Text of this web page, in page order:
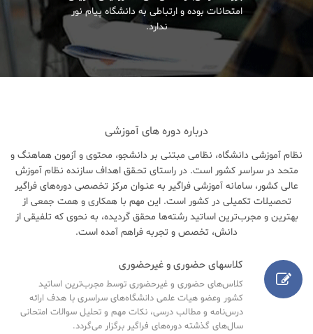
امتحانات بوده و ارتباطی به دانشگاه پیام نور
ندارد.
درباره دوره های آموزشی
نظام آموزشی دانشگاه، نظامی مبتنی بر دانشجو، محتوی و آزمون هماهنگ و
متحد در سراسر کشور است. در راستای تحـقق اهداف سازنده نظام آموزش
عالی کشور، سامانه آموزشی فراگیر به عنـوان مرکز تخصصی دوره‌های فراگیر
تحصیلات تکمیلی در کشور است. این مهم با همکاری و همت جمعی از
بهترین و مجرب‌ترین اساتید رشته‌ها محقق گردیده، به نحوی که تلفیقی از
دانش، تخصص و تجربه فراهم آمده است.
کلاسهای حضوری و غیرحضوری
کلاس‌های حضوری و غیرحضوری توسط مجرب‌ترین اساتید
کشور وعضو هیات علمی دانشگاه‌های سراسری با هدف ارائه
درس‌نامه‌ و مطالب درسی، نکات مهم و تحلیل سوالات امتحانی
سال‌های گذشته دوره‌های فراگیر برگزار می‌گردد.